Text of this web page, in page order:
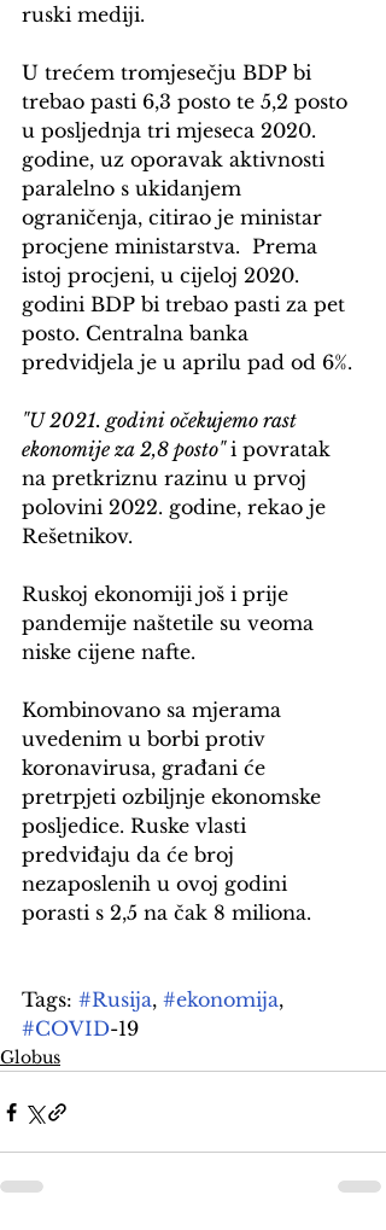
ruski mediji.
U trećem tromjesečju BDP bi
trebao pasti 6,3 posto te 5,2 posto
u posljednja tri mjeseca 2020.
godine, uz oporavak aktivnosti
paralelno s ukidanjem
ograničenja, citirao je ministar
procjene ministarstva.  Prema
istoj procjeni, u cijeloj 2020.
godini BDP bi trebao pasti za pet
posto. Centralna banka
predvidjela je u aprilu pad od 6%.
"U 2021. godini očekujemo rast
ekonomije za 2,8 posto" i povratak
na pretkriznu razinu u prvoj
polovini 2022. godine, rekao je
Rešetnikov.
Ruskoj ekonomiji još i prije
pandemije naštetile su veoma
niske cijene nafte.
Kombinovano sa mjerama
uvedenim u borbi protiv
koronavirusa, građani će
pretrpjeti ozbiljnje ekonomske
posljedice. Ruske vlasti
predviđaju da će broj
nezaposlenih u ovoj godini
porasti s 2,5 na čak 8 miliona.
Tags: #Rusija, #ekonomija,
#COVID-19
Globus